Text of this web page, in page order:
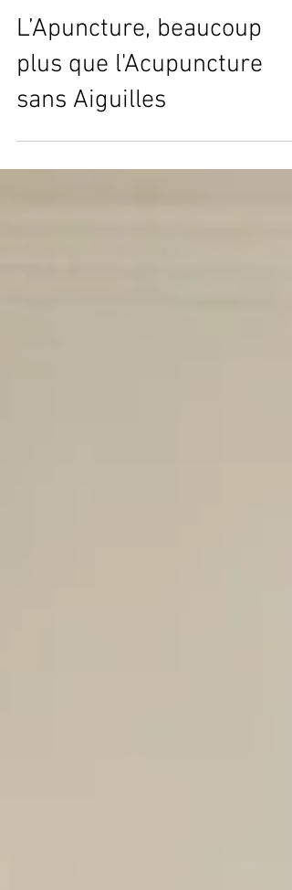
José Herrero Cortés
13 sept. 2025
8 min de lecture
L’Apuncture, beaucoup
plus que l'Acupuncture
sans Aiguilles